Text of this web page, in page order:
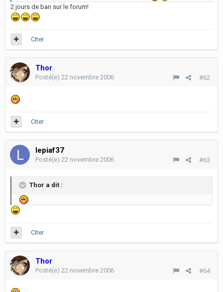
2 jours de ban sur le forum!
Citer
Thor
#62
Posté(e) 22 novembre 2006
Citer
lepiaf37
#63
Posté(e) 22 novembre 2006
Thor a dit :
Citer
Thor
#64
Posté(e) 22 novembre 2006